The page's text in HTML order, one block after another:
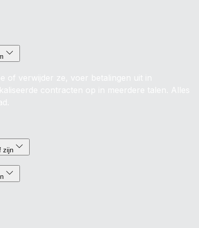
of verwijder ze, voer betalingen uit in
contracten op in meerdere talen. Alles
zijn